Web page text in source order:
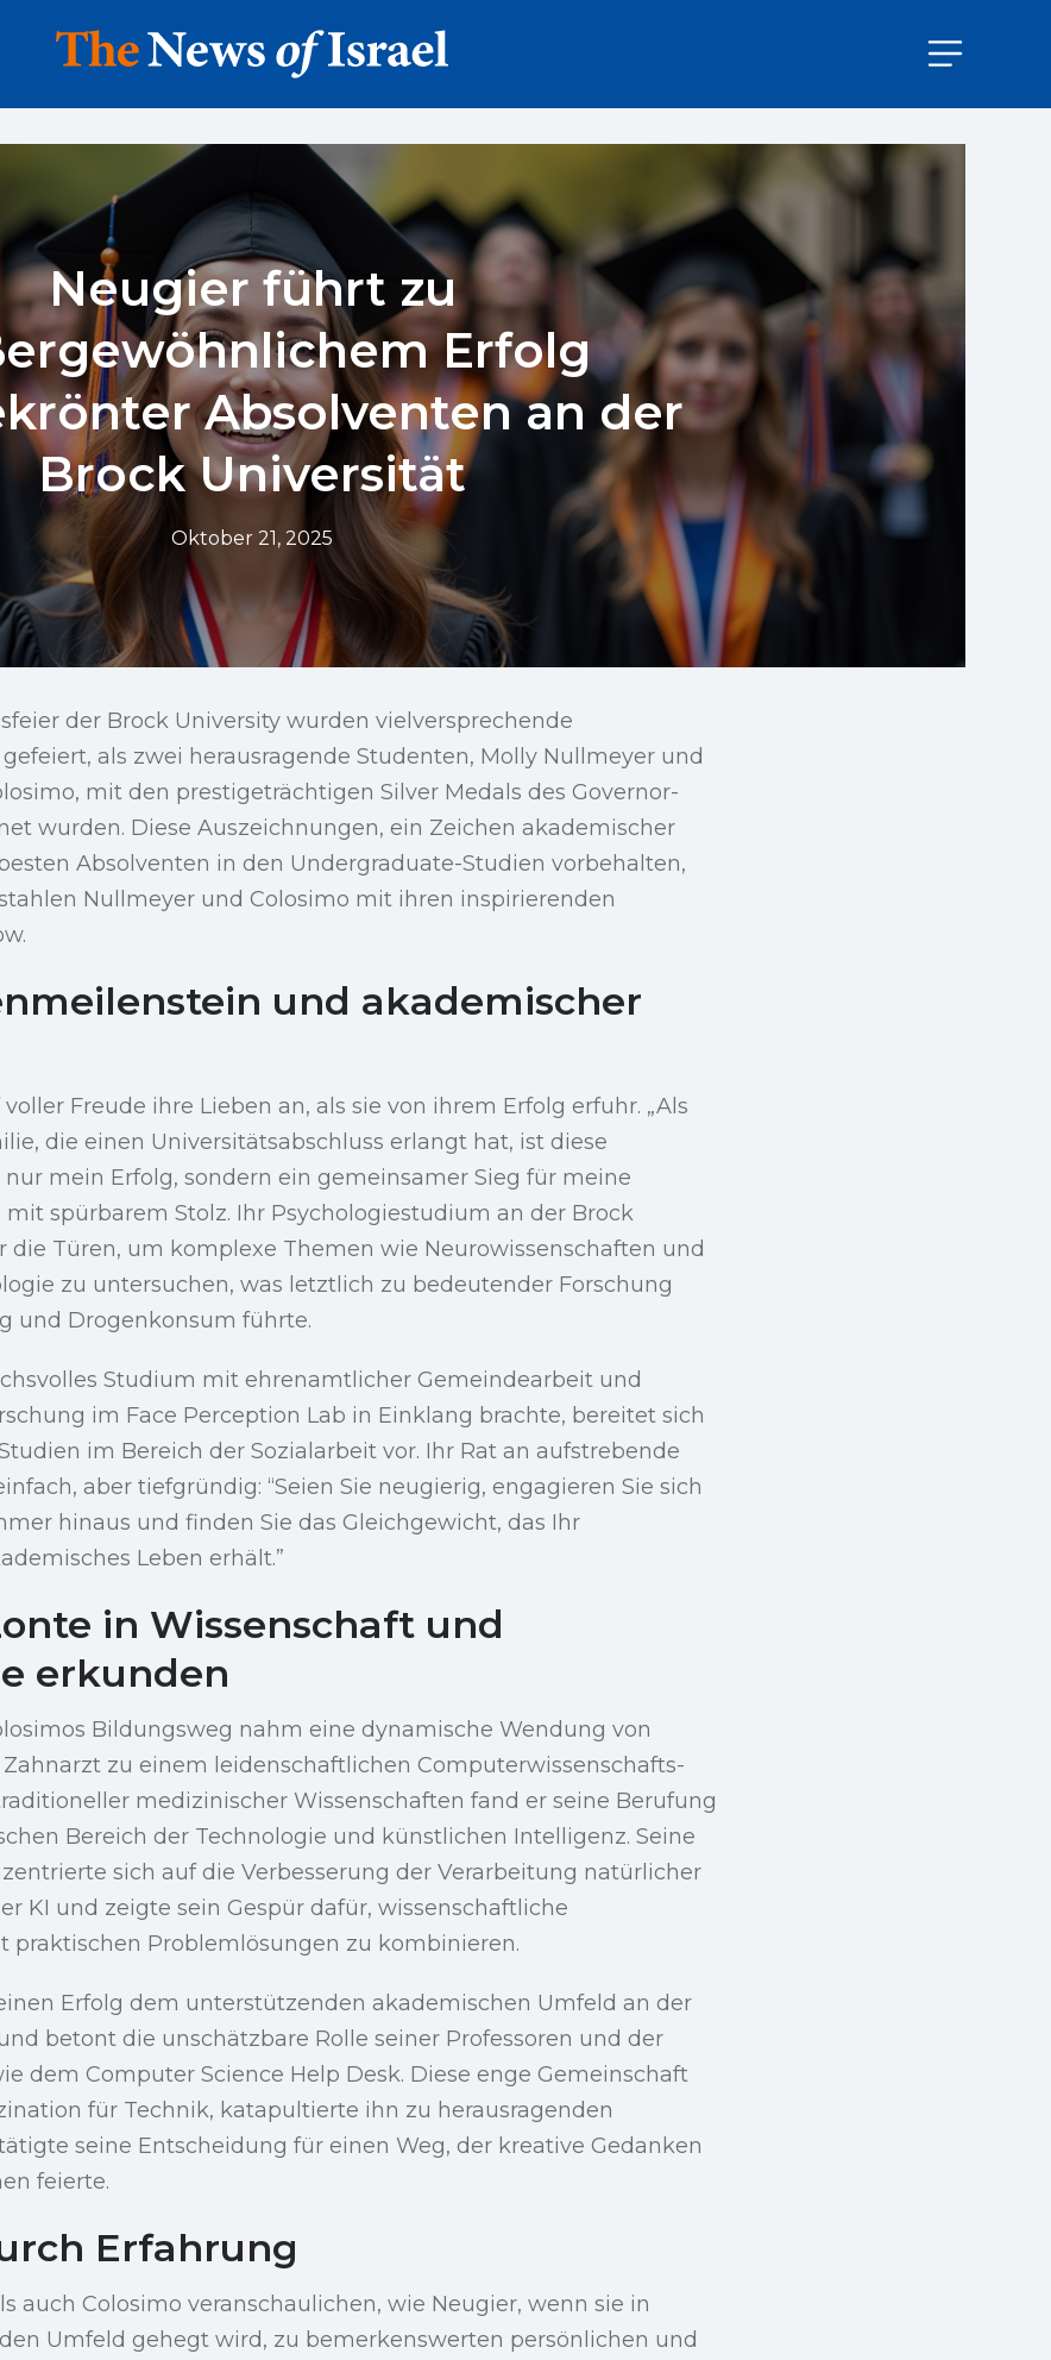
Neugier führt zu
Erfolg
Absolventen an der
Brock Universität
Oktober 21, 2025
der Brock University wurden vielversprechende
als zwei herausragende Studenten, Molly Nullmeyer und
mit den prestigeträchtigen Silver Medals des Governor-
wurden. Diese Auszeichnungen, ein Zeichen akademischer
Absolventen in den Undergraduate-Studien vorbehalten,
Nullmeyer und Colosimo mit ihren inspirierenden
und akademischer
Freude ihre Lieben an, als sie von ihrem Erfolg erfuhr. „Als
die einen Universitätsabschluss erlangt hat, ist diese
mein Erfolg, sondern ein gemeinsamer Sieg für meine
mit spürbarem Stolz. Ihr Psychologiestudium an der Brock
die Türen, um komplexe Themen wie Neurowissenschaften und
zu untersuchen, was letztlich zu bedeutender Forschung
und Drogenkonsum führte.
Studium mit ehrenamtlicher Gemeindearbeit und
im Face Perception Lab in Einklang brachte, bereitet sich
im Bereich der Sozialarbeit vor. Ihr Rat an aufstrebende
aber tiefgründig: “Seien Sie neugierig, engagieren Sie sich
hinaus und finden Sie das Gleichgewicht, das Ihr
Leben erhält.”
in Wissenschaft und
erkunden
Bildungsweg nahm eine dynamische Wendung von
zu einem leidenschaftlichen Computerwissenschafts-
medizinischer Wissenschaften fand er seine Berufung
Bereich der Technologie und künstlichen Intelligenz. Seine
sich auf die Verbesserung der Verarbeitung natürlicher
KI und zeigte sein Gespür dafür, wissenschaftliche
praktischen Problemlösungen zu kombinieren.
Erfolg dem unterstützenden akademischen Umfeld an der
betont die unschätzbare Rolle seiner Professoren und der
dem Computer Science Help Desk. Diese enge Gemeinschaft
für Technik, katapultierte ihn zu herausragenden
seine Entscheidung für einen Weg, der kreative Gedanken
feierte.
Erfahrung
auch Colosimo veranschaulichen, wie Neugier, wenn sie in
Umfeld gehegt wird, zu bemerkenswerten persönlichen und